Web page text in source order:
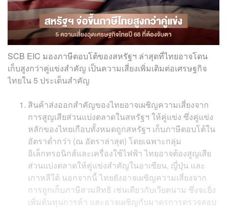
SCB EIC มองภาษีตอบโต้ของสหรัฐฯ ล่าสุดที่ไทยอาจโดน
เก็บสูงกว่าคู่แข่งสำคัญ เป็นความเสี่ยงเพิ่มเติมต่อเศรษฐกิจ
ไทยใน 5 ประเด็นสำคัญ
สินค้าส่งออกสำคัญของไทยอาจเผชิญความเสี่ยงจาก
การสูญเสียส่วนแบ่งตลาดในสหรัฐฯ ให้คู่แข่ง ซึ่งคู่แข่ง
หลักของไทยเกือบทั้งหมดถูกสหรัฐฯ เก็บภาษีตอบโต้ใน
อัตราต่ำกว่า (ณ อัตราล่าสุด) โดยเฉพาะกลุ่ม
อิเล็กทรอนิกส์และเครื่องใช้ไฟฟ้า ไทยอาจต้องสูญเสีย
ส่วนแบ่งตลาดให้คู่แข่งสำคัญในอาเซียน, ญี่ปุ่น และ
เกาหลีใต้ นอกจากนี้ ไทยยังอาจเผชิญความเสี่ยงจาก
การถูกเก็บภาษีสวมสิทธิ เช่นเดียวกับเวียดนาม ซึ่งจะยิ่ง
เพิ่มต้นทุนการค้า และอาจเผชิญกับมาตรการตรวจสอบ